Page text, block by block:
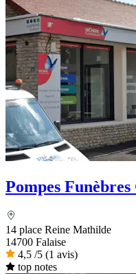
Pompes
14 place Reine Mathilde
14700 Falaise
4,5 /5 (1 avis)
top notes